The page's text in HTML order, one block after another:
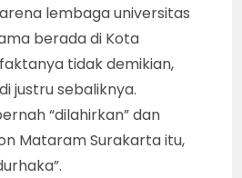
lembaga universitas
berada di Kota
tidak demikian,
justru sebaliknya.
“dilahirkan” dan
Mataram Surakarta itu,